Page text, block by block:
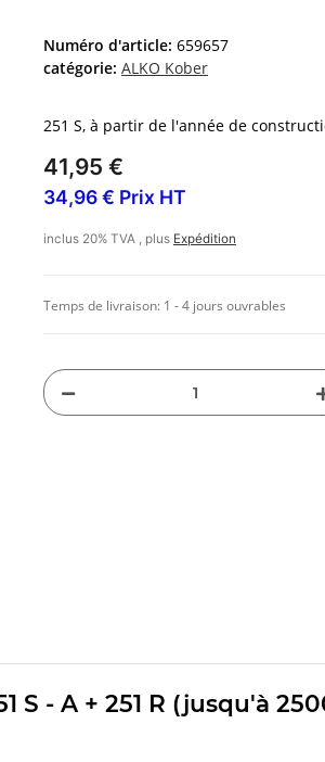
Numéro d'article: 659657
catégorie: ALKO Kober
251 S, à partir de l'année de
41,95 €
34,96 € Prix HT
inclus 20% TVA , plus Expédition
Temps de livraison: 1 - 4 jours ouvrables
- A + 251 R (jusqu'à